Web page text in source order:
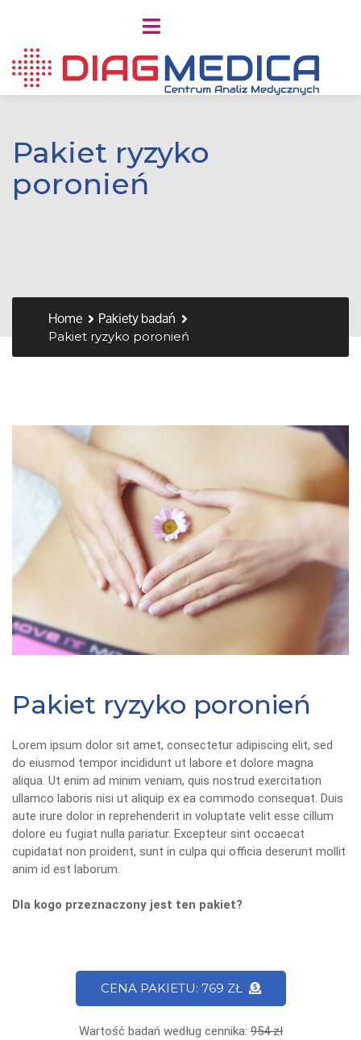
Pakiet ryzyko
poronień
Home Pakiety badań
Pakiet ryzyko poronień
Pakiet ryzyko poronień
Lorem ipsum dolor sit amet, consectetur adipiscing elit, sed
do eiusmod tempor incididunt ut labore et dolore magna
aliqua. Ut enim ad minim veniam, quis nostrud exercitation
ullamco laboris nisi ut aliquip ex ea commodo consequat. Duis
aute irure dolor in reprehenderit in voluptate velit esse cillum
dolore eu fugiat nulla pariatur. Excepteur sint occaecat
cupidatat non proident, sunt in culpa qui officia deserunt mollit
anim id est laborum.
Dla kogo przeznaczony jest ten pakiet?
CENA PAKIETU: 769 ZŁ
Wartość badań według cennika:954 zł